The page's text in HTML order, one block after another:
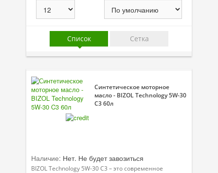
Присадки
Присадки в системы охлаждения
Автокосметика
Трансмиссионные масла
Сервисные продукты
Клеи и герметики
Список Сетка
Синтетическое моторное
масло - BIZOL Technology 5W-30
C3 60л
Наличие: Нет. Не будет завозиться
BIZOL Technology 5W-30 C3 – это современное